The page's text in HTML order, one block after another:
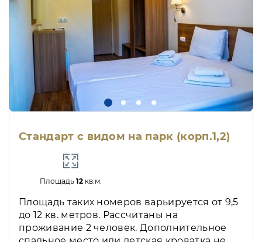
Стандарт с видом на парк (корп.1,2)
Площадь 12кв.м.
Площадь таких номеров варьируется от 9,5
до 12 кв. метров. Рассчитаны на
проживание 2 человек. Дополнительное